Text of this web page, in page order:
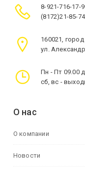
8-921-716-17-
(8172)21-85-74
160021,
ул.
Пн - Пт 09.00
сб, вс -
О нас
О компании
Новости